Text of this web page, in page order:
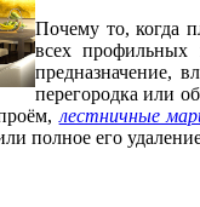
Почему то, когда
всех профильных
предназначение,
перегородка или
лестничные
полное его